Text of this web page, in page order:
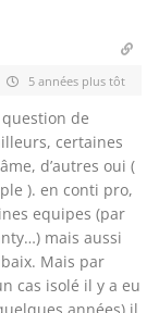
5 années plus tôt
de
certaines
d’autres oui (
). en conti pro,
equipes (par
mais aussi
Mais par
cas isolé il y a eu